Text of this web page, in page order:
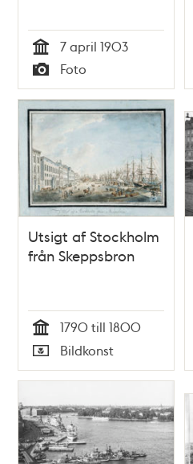
Tid
7 april 1903
Typ
Foto
Utsigt af Stockholm
från Skeppsbron
Tid
1790 till 1800
Typ
Bildkonst